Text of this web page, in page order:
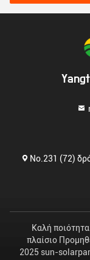
No.231 (72)
Καλή
πλαίσιο
2025 sun-